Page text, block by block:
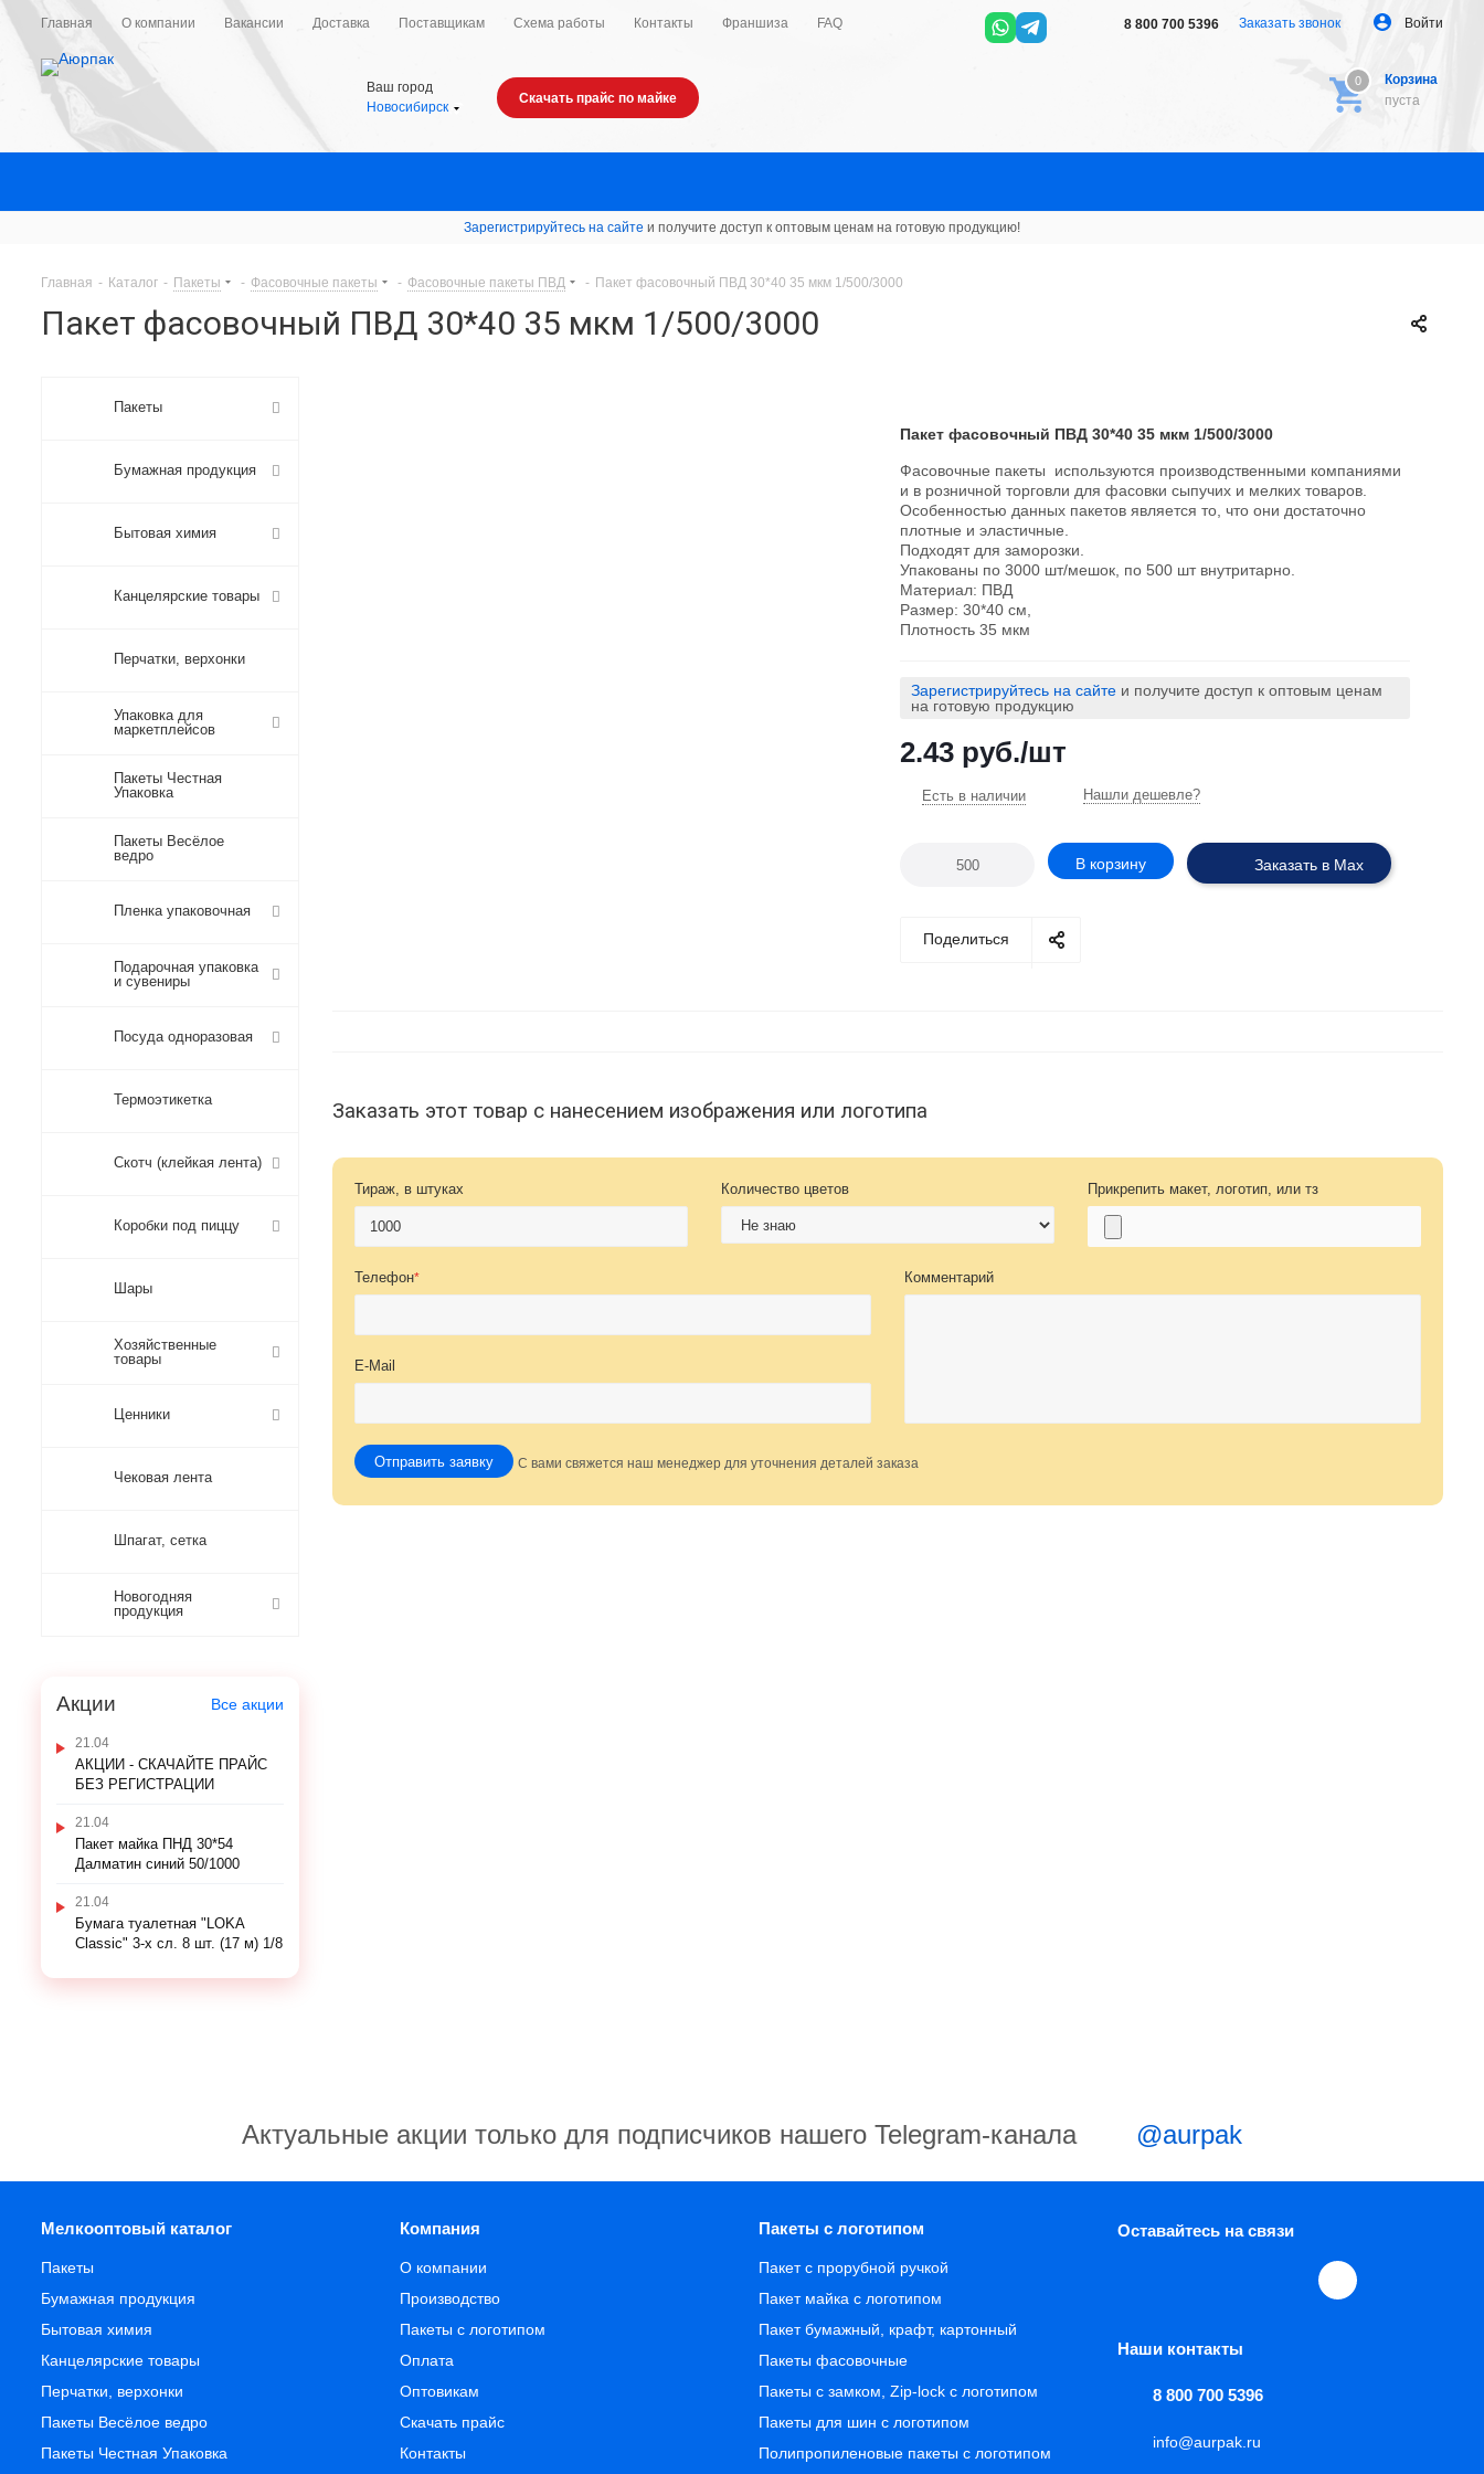
Главная О компании Вакансии Доставка Поставщикам Схема работы Контакты Франшиза FAQ Войти
8 800 700 5396 Заказать звонок
Ваш город
Новосибирск
Скачать прайс по майке
Корзина
0
пуста
0
Зарегистрируйтесь на сайте и получите доступ к оптовым ценам на готовую продукцию!
Главная - Каталог - Пакеты - Фасовочные пакеты - Фасовочные пакеты ПВД - Пакет фасовочный ПВД 30*40 35 мкм 1/500/3000
Пакет фасовочный ПВД 30*40 35 мкм 1/500/3000
Пакет фасовочный ПВД 30*40 35 мкм 1/500/3000
Фасовочные пакеты используются производственными компаниями
и в розничной торговли для фасовки сыпучих и мелких товаров.
Особенностью данных пакетов является то, что они достаточно
плотные и эластичные.
Подходят для заморозки.
Упакованы по 3000 шт/мешок, по 500 шт внутритарно.
Материал: ПВД
Размер: 30*40 см,
Плотность 35 мкм
Зарегистрируйтесь на сайте и получите доступ к оптовым ценам
на готовую продукцию
2.43 руб./шт
Есть в наличии Нашли дешевле?
В корзину Заказать в Max
Поделиться
Заказать этот товар с нанесением изображения или логотипа
Тираж, в штуках Количество цветов Прикрепить макет, логотип, или тз
Телефон*
E-Mail
Комментарий
Отправить заявку С вами свяжется наш менеджер для уточнения деталей заказа
Пакеты
Бумажная продукция
Бытовая химия
Канцелярские товары
Перчатки, верхонки
Упаковка для
маркетплейсов
Пакеты Честная
Упаковка
Пакеты Весёлое
ведро
Пленка упаковочная
Подарочная упаковка
и сувениры
Посуда одноразовая
Термоэтикетка
Скотч (клейкая лента)
Коробки под пиццу
Шары
Хозяйственные
товары
Ценники
Чековая лента
Шпагат, сетка
Новогодняя
продукция
Акции Все акции
21.04
АКЦИИ - СКАЧАЙТЕ ПРАЙС
БЕЗ РЕГИСТРАЦИИ
21.04
Пакет майка ПНД 30*54
Далматин синий 50/1000
21.04
Бумага туалетная "LOKA
Classic" 3-х сл. 8 шт. (17 м) 1/8
Актуальные акции только для подписчиков нашего Telegram-канала @aurpak
Мелкооптовый каталог
Пакеты
Бумажная продукция
Бытовая химия
Канцелярские товары
Перчатки, верхонки
Пакеты Весёлое ведро
Пакеты Честная Упаковка
Компания
О компании
Производство
Пакеты с логотипом
Оплата
Оптовикам
Скачать прайс
Контакты
Пакеты с логотипом
Пакет с прорубной ручкой
Пакет майка с логотипом
Пакет бумажный, крафт, картонный
Пакеты фасовочные
Пакеты с замком, Zip-lock с логотипом
Пакеты для шин с логотипом
Полипропиленовые пакеты с логотипом
Оставайтесь на связи
Наши контакты
8 800 700 5396
info@aurpak.ru